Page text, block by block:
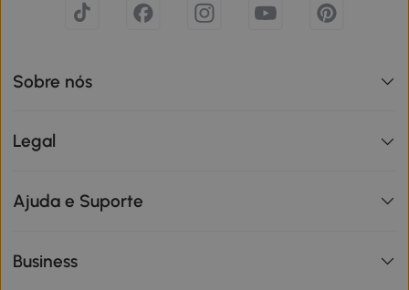
Sobre nós
Legal
Ajuda e Suporte
Business